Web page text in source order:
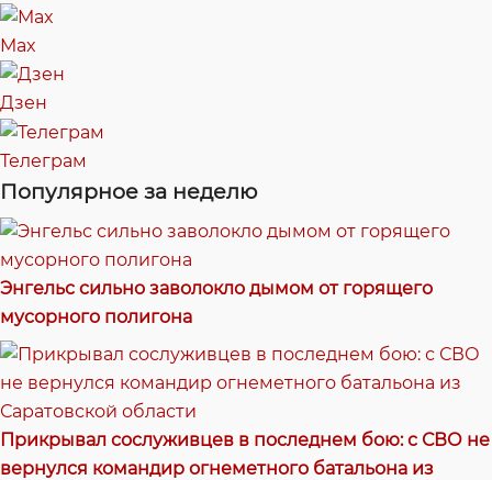
Max
Дзен
Телеграм
Популярное за неделю
Энгельс сильно заволокло дымом от горящего
мусорного полигона
Прикрывал сослуживцев в последнем бою: с СВО не
вернулся командир огнеметного батальона из